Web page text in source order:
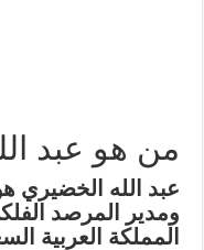
من هو عبد
عبد الله الخضيري
ومدير المرصد
المملكة العربية